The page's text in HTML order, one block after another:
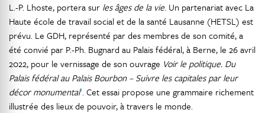
L.-P. Lhoste, portera sur les âges de la vie. Un partenariat avec La
Haute école de travail social et de la santé Lausanne (HETSL) est
prévu. Le GDH, représenté par des membres de son comité, a
été convié par P.-Ph. Bugnard au Palais fédéral, à Berne, le 26 avril
2022, pour le vernissage de son ouvrage Voir le politique. Du
Palais fédéral au Palais Bourbon – Suivre les capitales par leur
décor monumental1. Cet essai propose une grammaire richement
illustrée des lieux de pouvoir, à travers le monde.